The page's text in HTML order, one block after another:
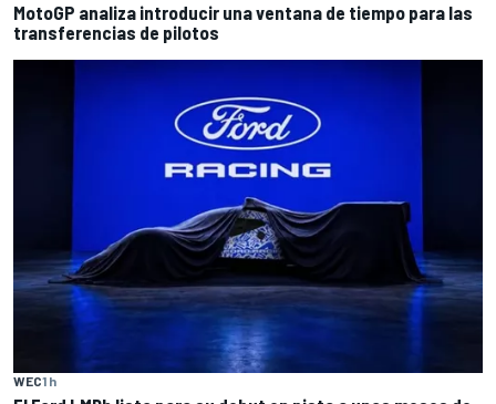
MotoGP analiza introducir una ventana de tiempo para las
transferencias de pilotos
WEC1 h